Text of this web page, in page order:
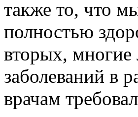
также то, что
полностью
вторых, многие
заболеваний в
врачам